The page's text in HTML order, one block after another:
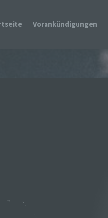
Vorankündigungen